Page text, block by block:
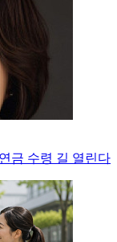
금 수령 길 열린다